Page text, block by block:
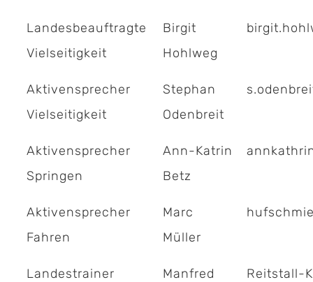
Landesbeauftragte
Vielseitigkeit
Birgit
Hohlweg
Aktivensprecher
Vielseitigkeit
Stephan
Odenbreit
Aktivensprecher
Springen
Ann-Katrin
Betz
Aktivensprecher
Fahren
Marc
Müller
Landestrainer
Manfred
Reitstall-